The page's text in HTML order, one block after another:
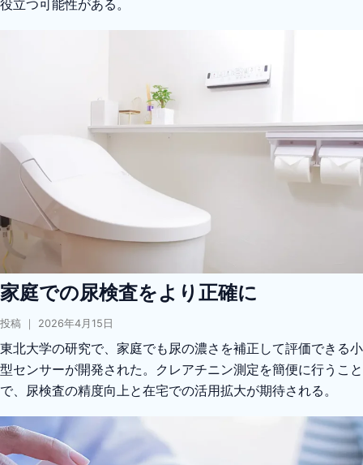
役立つ可能性がある。
家庭での尿検査をより正確に
投稿 ｜ 2026年4月15日
東北大学の研究で、家庭でも尿の濃さを補正して評価できる小
型センサーが開発された。クレアチニン測定を簡便に行うこと
で、尿検査の精度向上と在宅での活用拡大が期待される。